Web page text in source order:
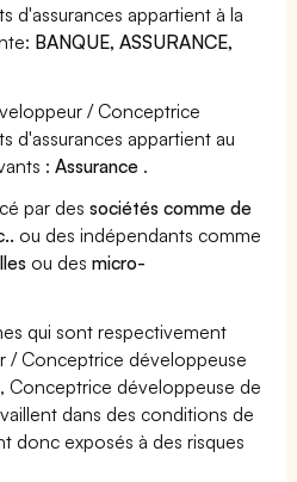
d'assurances appartient à la
BANQUE, ASSURANCE,
/ Conceptrice
d'assurances appartient au
:Assurance .
par dessociétés comme de
ou des indépendants comme
ou desmicro-
qui sont respectivement
/ Conceptrice développeuse
Conceptrice développeuse de
dans des conditions de
donc exposés à des risques